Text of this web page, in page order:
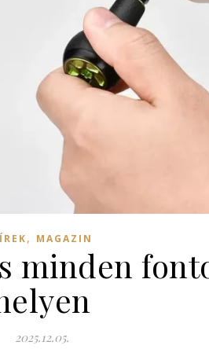
, MAGAZIN
minden
2025.12.05.